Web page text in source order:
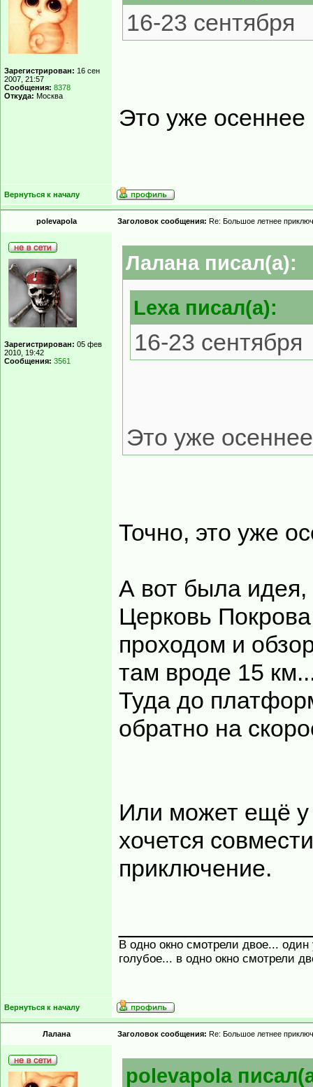
Зарегистрирован: 16 сен
2007, 21:57
Сообщения: 8378
Откуда: Москва
16-23 сентября
Это уже
Вернуться к началу
polevapola Заголовок сообщения: Re: Большое летнее
Зарегистрирован: 05 фев
2010, 19:42
Сообщения: 3561
Лалана писал(а):
Lexa писал(а):
16-23 сентября
Это уже
Точно, это уже
А вот была
Церковь
проходом и
там вроде 15
Туда до
обратно на
Или может ещё у
хочется
приключение.
В одно окно смотрели двое...
голубое... в одно окно смотрели
Вернуться к началу
Лалана Заголовок сообщения: Re: Большое летнее
polevapola